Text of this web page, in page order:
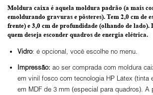
Moldura caixa é aquela moldura padrão (a mais
emoldurando gravuras e pôsteres). Tem 2,0 cm de
frente) e 3,0 cm de profundidade (olhando de lado).
quem deseja esconder quadros de energia elétrica.
Vidro: é opcional, você escolhe no menu.
Impressão: ao ser comprada com moldura
em vinil fosco com tecnologia HP Látex (tinta
em MDF de 3 mm (especial para quadros). A